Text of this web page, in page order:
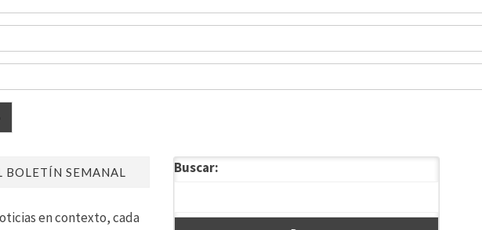
BOLETÍN SEMANAL
en contexto, cada
Buscar: